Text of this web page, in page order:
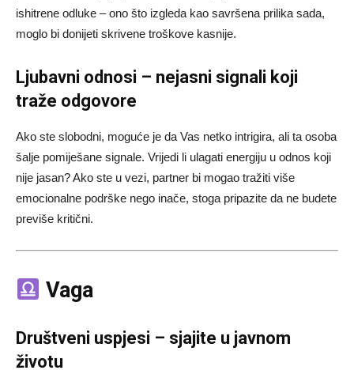
ishitrene odluke – ono što izgleda kao savršena prilika sada,
moglo bi donijeti skrivene troškove kasnije.
Ljubavni odnosi – nejasni signali koji
traže odgovore
Ako ste slobodni, moguće je da Vas netko intrigira, ali ta osoba
šalje pomiješane signale. Vrijedi li ulagati energiju u odnos koji
nije jasan? Ako ste u vezi, partner bi mogao tražiti više
emocionalne podrške nego inače, stoga pripazite da ne budete
previše kritični.
Vaga
Društveni uspjesi – sjajite u javnom
životu